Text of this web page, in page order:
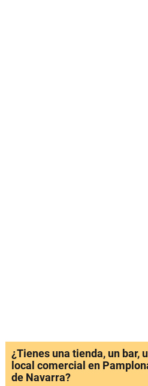
¿Tienes una tienda, un bar,
local comercial en
de Navarra?